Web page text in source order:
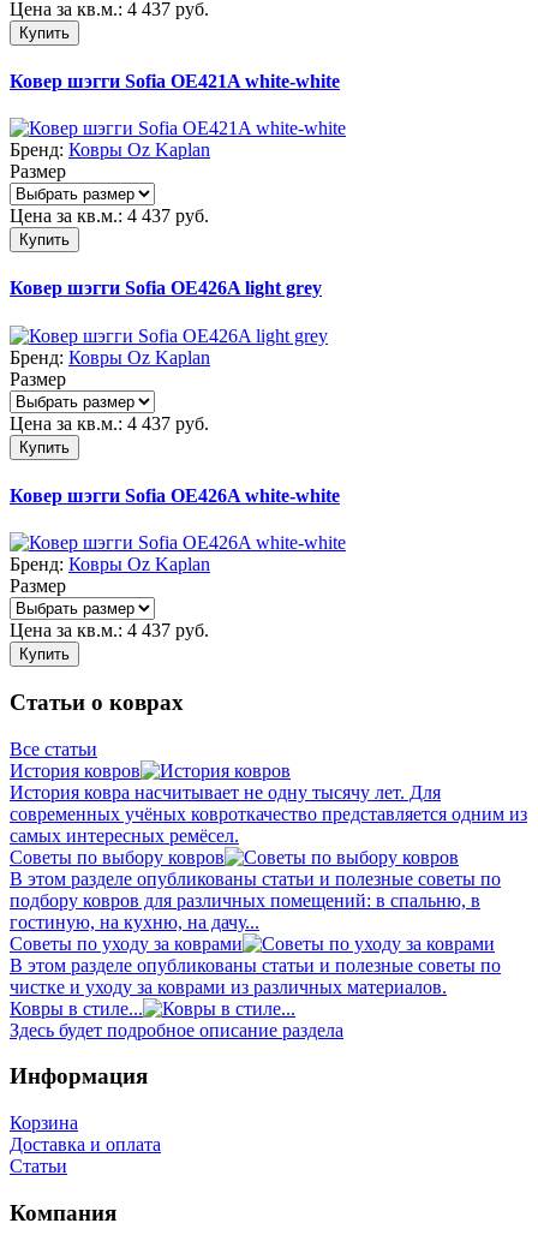
Цена за кв.м.: 4 437 руб.
Купить
Ковер шэгги Sofia OE421A white-white
Бренд: Ковры Oz Kaplan
Размер
Цена за кв.м.: 4 437 руб.
Купить
Ковер шэгги Sofia OE426A light grey
Бренд: Ковры Oz Kaplan
Размер
Цена за кв.м.: 4 437 руб.
Купить
Ковер шэгги Sofia OE426A white-white
Бренд: Ковры Oz Kaplan
Размер
Цена за кв.м.: 4 437 руб.
Купить
Статьи о коврах
Все статьи
История ковров
История ковра насчитывает не одну тысячу лет. Для
современных учёных ковроткачество представляется одним из
самых интересных ремёсел.
Советы по выбору ковров
В этом разделе опубликованы статьи и полезные советы по
подбору ковров для различных помещений: в спальню, в
гостиную, на кухню, на дачу...
Советы по уходу за коврами
В этом разделе опубликованы статьи и полезные советы по
чистке и уходу за коврами из различных материалов.
Ковры в стиле...
Здесь будет подробное описание раздела
Информация
Корзина
Доставка и оплата
Статьи
Компания